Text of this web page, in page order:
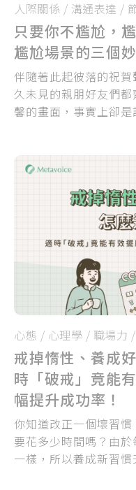
人際關係 / 溝通表達 /
只要你不尷尬，
尷尬場景的三個
伴隨著此起彼落的祝
久未見的親朋好友們
馨的畫面，事實上卻
親朋好友靈魂拷問...
心態 / 心理學 / 職場力 /
戒掉惰性、養成
時「破戒」竟能
幅提升成功率！
你知道改正一個壞習
要花多少時間嗎？由
一樣，所以養成新習